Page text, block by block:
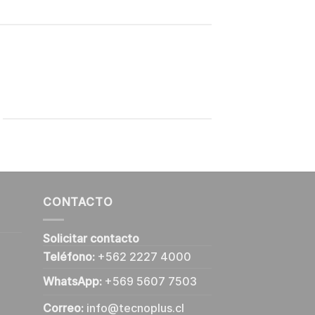
CONTACTO
Solicitar contacto
Teléfono: +562 2227 4000
WhatsApp: +569 5607 7503
Correo: info@tecnoplus.cl